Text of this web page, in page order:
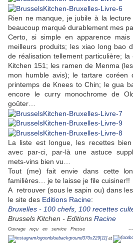
Rien ne manque, je jubile à la
beaucoup marqué durablement mes
Certo, si simple en apparence
meilleurs produits; les xiao long bao
de réalisation tellement particulière;
Kitchen 151; les ramen de Menma
mon humble avis); le tartare coréen
printemps de Knees to Chin; le gua
encore le curry monochrome de
goûter…
La liste est longue, les recettes bien
avec par-ci, par-là une astuce
mets-vins bien vu…
Tout (me) fait envie dans cette
familières… je te laisse je file cuisiner!!
A retrouver (sous le sapin ou) dans
le site des Editions Racine:
Bruxelles - 100 chefs, 100 recettes
Brussels Kitchen - Editions Racine
Ouvrage reçu en service
et